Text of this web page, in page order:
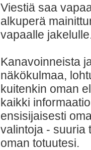
Viestiä saa
alkuperä
vapaalle
Kanavoinneista
näkökulmaa,
kuitenkin oman
kaikki
ensisijaisesti
valintoja - suuria
oman totuutesi.